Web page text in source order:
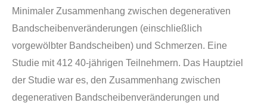
Minimaler Zusammenhang zwischen degenerativen
Bandscheibenveränderungen (einschließlich
vorgewö lbter Bandscheiben) und Schmerzen. Eine
Studie mit 412 40-jährigen Teilnehmern. Das Hauptziel
der Studie war es, den Zusammenhang zwischen
degenerativen Bandscheibenveränderungen und